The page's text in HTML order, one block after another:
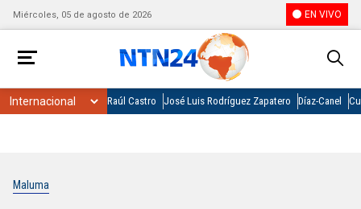
Miércoles, 05 de agosto de 2026 EN VIVO
Raúl Castro José Luis Rodríguez Zapatero Díaz-Canel
Maluma